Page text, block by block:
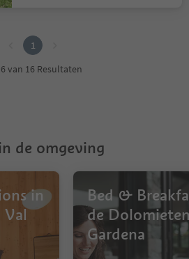
1
van 16 Resultaten
de omgeving
in
Val
Bed &
de
Gardena